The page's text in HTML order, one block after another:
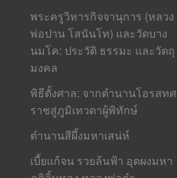
พระครูวิหารกิจจานุการ (หลวง
พ่อปาน โสนันโท) และวัดบาง
นมโค: ประวัติ ธรรมะ และวัตถุ
มงคล
พิธีตั้งศาล: จากตำนานโอรสทศ
ราชสู่ภูมิเทวดาผู้พิทักษ์
ตำนานสีผึ้งมหาเสน่ห์
เบี้ยแก้จน รวยล้นฟ้า อุดผงมหา